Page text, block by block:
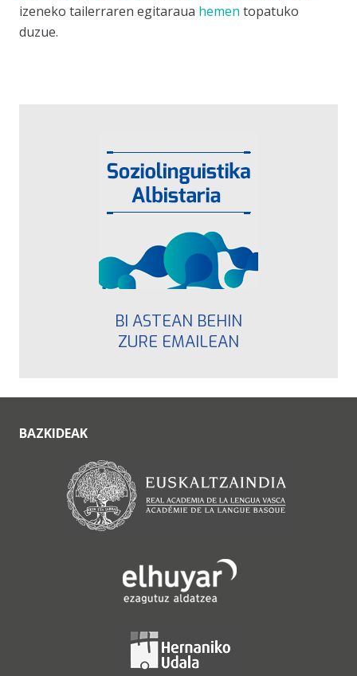
izeneko tailerraren egitaraua hemen topatuko
duzue.
BI ASTEAN BEHIN
ZURE EMAILEAN
BAZKIDEAK